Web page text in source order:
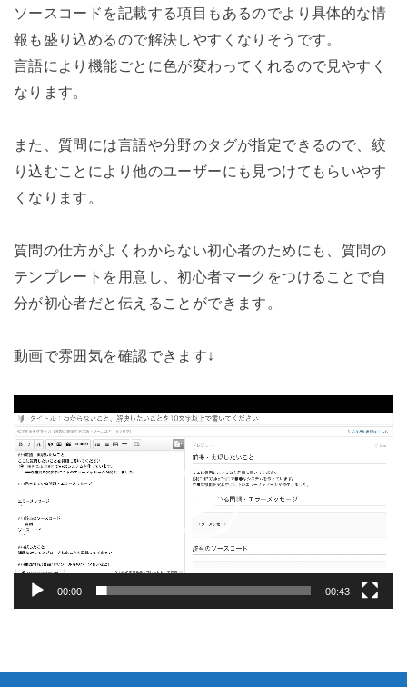
ソースコードを記載する項目もあるのでより具体的な情
報も盛り込めるので解決しやすくなりそうです。
言語により機能ごとに色が変わってくれるので見やすく
なります。
また、質問には言語や分野のタグが指定できるので、絞
り込むことにより他のユーザーにも見つけてもらいやす
くなります。
質問の仕方がよくわからない初心者のためにも、質問の
テンプレートを用意し、初心者マークをつけることで自
分が初心者だと伝えることができます。
動画で雰囲気を確認できます↓
画
プ
レ
ー
ヤ
ー
00:00 00:43